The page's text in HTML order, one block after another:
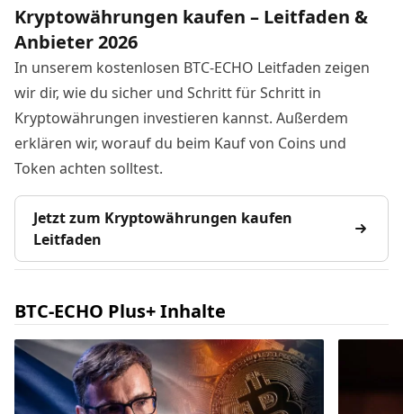
Kryptowährungen kaufen – Leitfaden &
Anbieter 2026
In unserem kostenlosen BTC-ECHO Leitfaden zeigen
wir dir, wie du sicher und Schritt für Schritt in
Kryptowährungen investieren kannst. Außerdem
erklären wir, worauf du beim Kauf von Coins und
Token achten solltest.
Jetzt zum Kryptowährungen kaufen
Leitfaden
BTC-ECHO Plus+ Inhalte